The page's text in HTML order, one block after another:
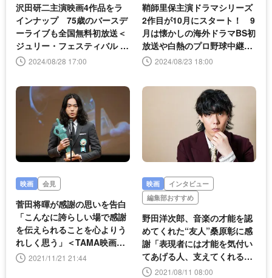
沢田研二主演映画4作品をラ
インナップ 75歳のバースデ
ーライブも全国無料初放送＜
ジュリー・フェスティバル 沢
田研二特集＞
2024/08/28 17:00
鞘師里保主演ドラマシリーズ
2作目が10月にスタート！ 9
月は懐かしの海外ドラマBS初
放送や白熱のプロ野球中継
を！2024/08/23 18:00
映画 会見
菅田将暉が感謝の思いを告白
「こんなに誇らしい場で感謝
を伝えられることを心よりう
れしく思う」＜TAMA映画賞
＞ 2021/11/21 21:44
映画
インタビュー
編集部おすすめ
野田洋次郎、音楽の才能を認
めてくれた“友人”桑原彰に感
謝「表現者には才能を気付い
てあげる人、支えてくれる人
が必要なんだなと」＜Intervi
2021/08/11 08:00